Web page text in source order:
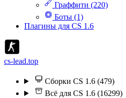
Граффити (220)
Боты (1)
Плагины для CS 1.6
cs-lead.top
Сборки CS 1.6 (479)
Всё для CS 1.6 (16299)